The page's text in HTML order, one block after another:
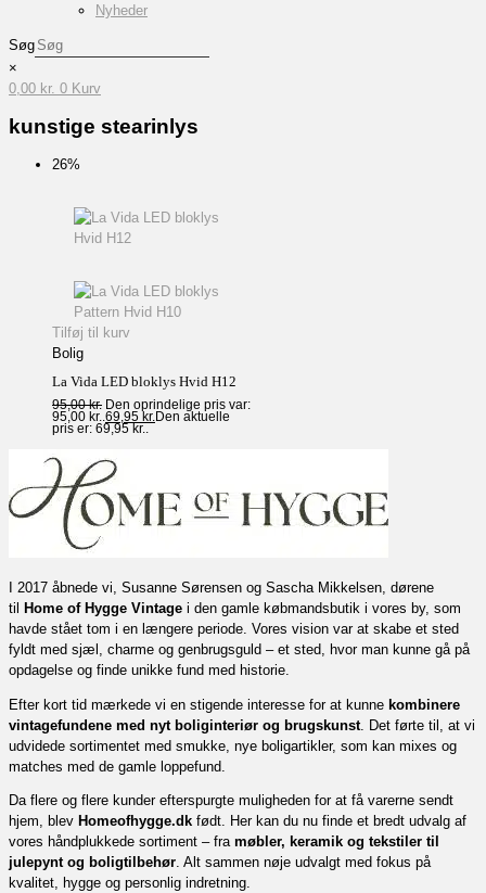
Nyheder
Søg
×
0,00 kr. 0 Kurv
kunstige stearinlys
26%
Tilføj til kurv
Bolig
La Vida LED bloklys Hvid H12
95,00kr. Den oprindelige pris var:
95,00 kr..69,95 kr.Den aktuelle
pris er: 69,95 kr..
I 2017 åbnede vi, Susanne Sørensen og Sascha Mikkelsen, dørene
til
Home of Hygge Vintage i den gamle købmandsbutik i vores by, som
havde stået tom i en længere periode. Vores vision var at skabe et sted
fyldt med sjæl, charme og genbrugsguld – et sted, hvor man kunne gå på
opdagelse og finde unikke fund med historie.
Efter kort tid mærkede vi en stigende interesse for at kunne kombinere
vintagefundene med nyt boliginteriør og brugskunst . Det førte til, at vi
udvidede sortimentet med smukke, nye boligartikler, som kan mixes og
matches med de gamle loppefund.
Da flere og flere kunder efterspurgte muligheden for at få varerne sendt
hjem, blev Homeofhygge.dk født. Her kan du nu finde et bredt udvalg af
vores håndplukkede sortiment – fra møbler, keramik og tekstiler til
julepynt og boligtilbehør. Alt sammen nøje udvalgt med fokus på
kvalitet, hygge og personlig indretning.